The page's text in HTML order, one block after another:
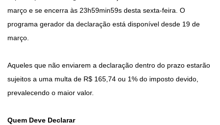
março e se encerra às 23h59min59s desta sexta-feira. O
programa gerador da declaração está disponível desde 19 de
março.
Aqueles que não enviarem a declaração dentro do prazo estarão
sujeitos a uma multa de R$ 165,74 ou 1% do imposto devido,
prevalecendo o maior valor.
Quem Deve Declarar